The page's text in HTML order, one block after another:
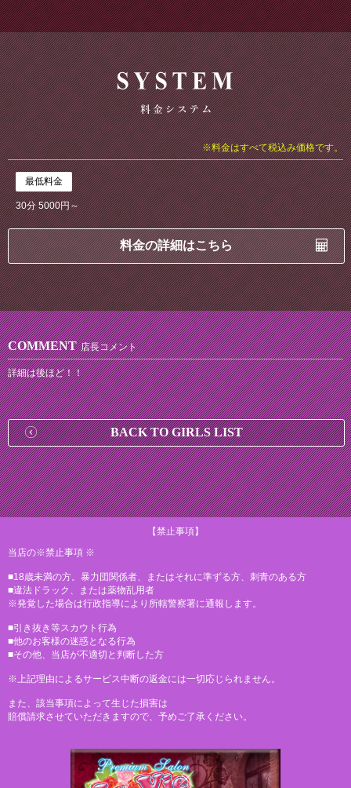
※料金はすべて税込み価格です。
最低料金
30分 5000円～
料金の詳細はこちら
COMMENT 店長コメント
詳細は後ほど！！
BACK TO GIRLS LIST
【禁止事項】
当店の※禁止事項 ※
■18歳未満の方。暴力団関係者、またはそれに準ずる方、刺青のある方
■違法ドラック、または薬物乱用者
※発覚した場合は行政指導により所轄警察署に通報します。
■引き抜き等スカウト行為
■他のお客様の迷惑となる行為
■その他、当店が不適切と判断した方
※上記理由によるサービス中断の返金には一切応じられません。
また、該当事項によって生じた損害は
賠償請求させていただきますので、予めご了承ください。